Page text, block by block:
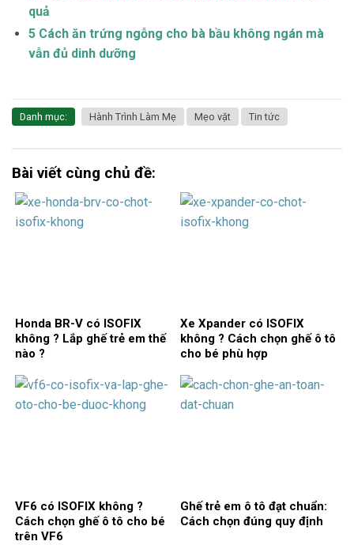
quả
5 Cách ăn trứng ngỗng cho bà bầu không ngán mà
vẫn đủ dinh dưỡng
Danh mục: Hành Trình Làm Mẹ Mẹo vặt Tin tức
Bài viết cùng chủ đề:
Honda BR-V có ISOFIX
không ? Lắp ghế trẻ em thế
nào ?
Xe Xpander có ISOFIX
không ? Cách chọn ghế ô tô
cho bé phù hợp
VF6 có ISOFIX không ?
Cách chọn ghế ô tô cho bé
trên VF6
Ghế trẻ em ô tô đạt chuẩn:
Cách chọn đúng quy định